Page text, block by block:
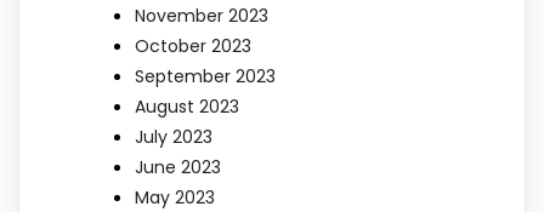
November 2023
October 2023
September 2023
August 2023
July 2023
June 2023
May 2023